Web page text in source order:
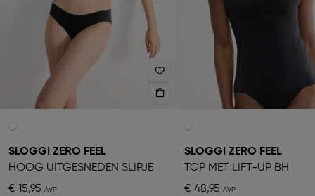
SLOGGI ZERO FEEL
HOOG UITGESNEDEN SLIPJE
€ 15,95
SLOGGI ZERO FEEL
TOP MET LIFT-UP BH
€ 48,95